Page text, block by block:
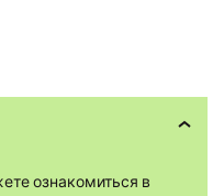
ознакомиться в